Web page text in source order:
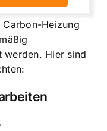
Heizung
werden. Hier sind